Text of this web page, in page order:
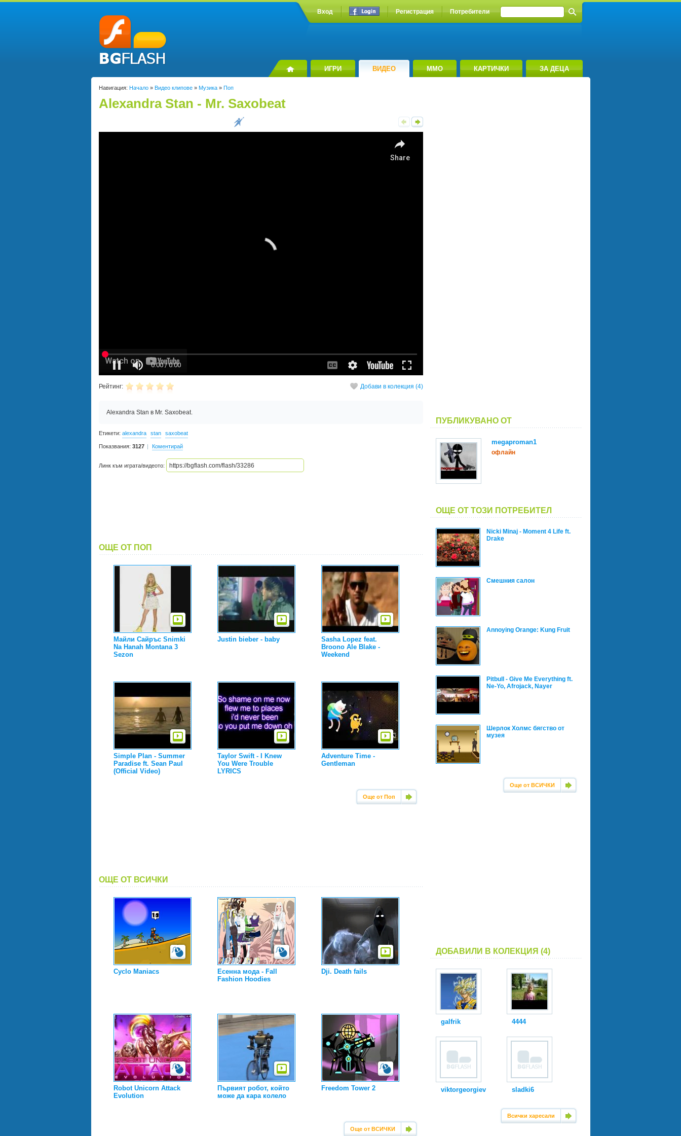
Вход Регистрация Потребители
ИГРИ ВИДЕО MMO КАРТИЧКИ ЗА ДЕЦА
Навигация: Начало» Видео клипове» Музика» Поп
Alexandra Stan - Mr. Saxobeat
Рейтинг: Добави в колекция (4)
Alexandra Stan в Mr. Saxobeat.
Етикети: alexandra stan saxobeat
Показвания: 3127 Коментирай
Линк към играта/видеото:
ОЩЕ ОТ ПОП
Майли Сайръс Snimki
Na Hanah Montana 3
Sezon
Justin bieber - baby
Sasha Lopez feat.
Broono Ale Blake -
Weekend
Simple Plan - Summer
Paradise ft. Sean Paul
(Official Video)
Taylor Swift - I Knew
You Were Trouble
LYRICS
Adventure Time -
Gentleman
Още от Поп
ОЩЕ ОТ ВСИЧКИ
Cyclo Maniacs
Есенна мода - Fall
Fashion Hoodies
Dji. Death fails
Robot Unicorn Attack
Evolution
Първият робот, който
може да кара колело
Freedom Tower 2
Още от ВСИЧКИ
ПУБЛИКУВАНО ОТ
megaproman1
офлайн
ОЩЕ ОТ ТОЗИ ПОТРЕБИТЕЛ
Nicki Minaj - Moment 4 Life ft.
Drake
Смешния салон
Annoying Orange: Kung Fruit
Pitbull - Give Me Everything ft.
Ne-Yo, Afrojack, Nayer
Шерлок Холмс бягство от
музея
Още от ВСИЧКИ
ДОБАВИЛИ В КОЛЕКЦИЯ (4)
galfrik 4444
viktorgeorgiev sladki6
Всички харесали